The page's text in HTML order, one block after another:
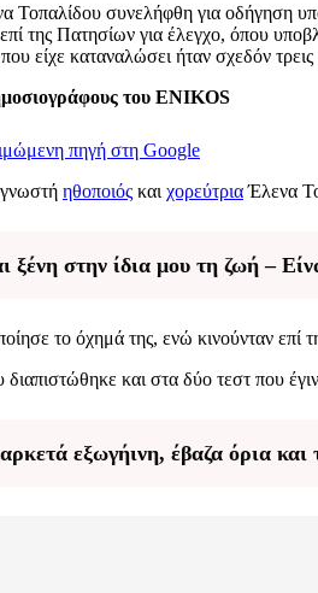
Τοπαλίδου συνελήφθη για οδήγηση
της Πατησίων για έλεγχο, όπου
είχε καταναλώσει ήταν σχεδόν
του ENIKOS
πηγή στη Google
ηθοποιός και χορεύτριαΈλενα
στην ίδια μου τη ζωή –
το όχημά της, ενώ κινούνταν επί
και στα δύο τεστ που
εξωγήινη, έβαζα όρια και